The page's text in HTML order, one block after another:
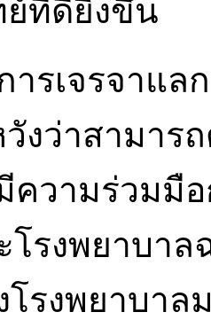
ย์ที่ดียิ่งขึ้น
รเจรจาแล
งว่าสามาร
ความร่วมมื
โรงพยาบา
รงพยาบาล